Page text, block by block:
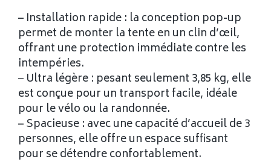
– Installation rapide : la conception pop-up
permet de monter la tente en un clin d’œil,
offrant une protection immédiate contre les
intempéries.
– Ultra légère : pesant seulement 3,85 kg, elle
est conçue pour un transport facile, idéale
pour le vélo ou la randonnée.
– Spacieuse : avec une capacité d’accueil de 3
personnes, elle offre un espace suffisant
pour se détendre confortablement.